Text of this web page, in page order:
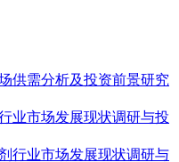
供需分析及投资前景研究
业市场发展现状调研与投
行业市场发展现状调研与